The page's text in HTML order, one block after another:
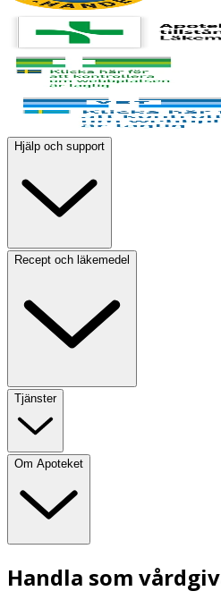
Hjälp och support
Recept och läkemedel
Tjänster
Om Apoteket
Handla som